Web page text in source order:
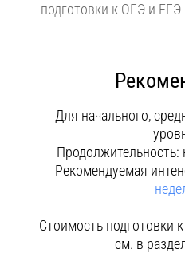
подготовки к ОГЭ и
Для начального,
Продолжительность:
Рекомендуемая
Стоимость подготовки
см. в